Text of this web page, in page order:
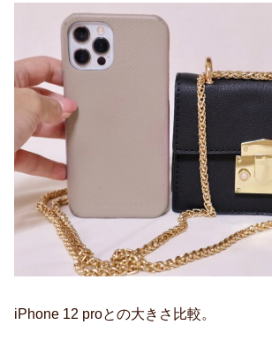
iPhone 12 proとの大きさ比較。